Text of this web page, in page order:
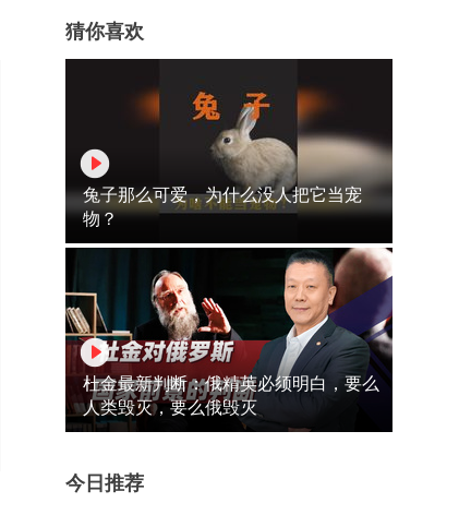
猜你喜欢
兔子那么可爱，为什么没人把它当宠
物？
杜金最新判断：俄精英必须明白，要么
人类毁灭，要么俄毁灭
今日推荐